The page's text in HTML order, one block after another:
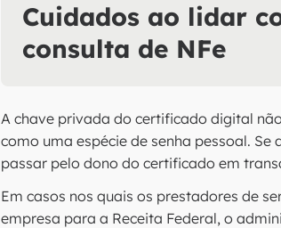
Cuidados ao lidar
consulta de NFe
A chave privada do certificado digital
como uma espécie de senha pessoal.
passar pelo dono do certificado em
Em casos nos quais os prestadores de
empresa para a Receita Federal, o